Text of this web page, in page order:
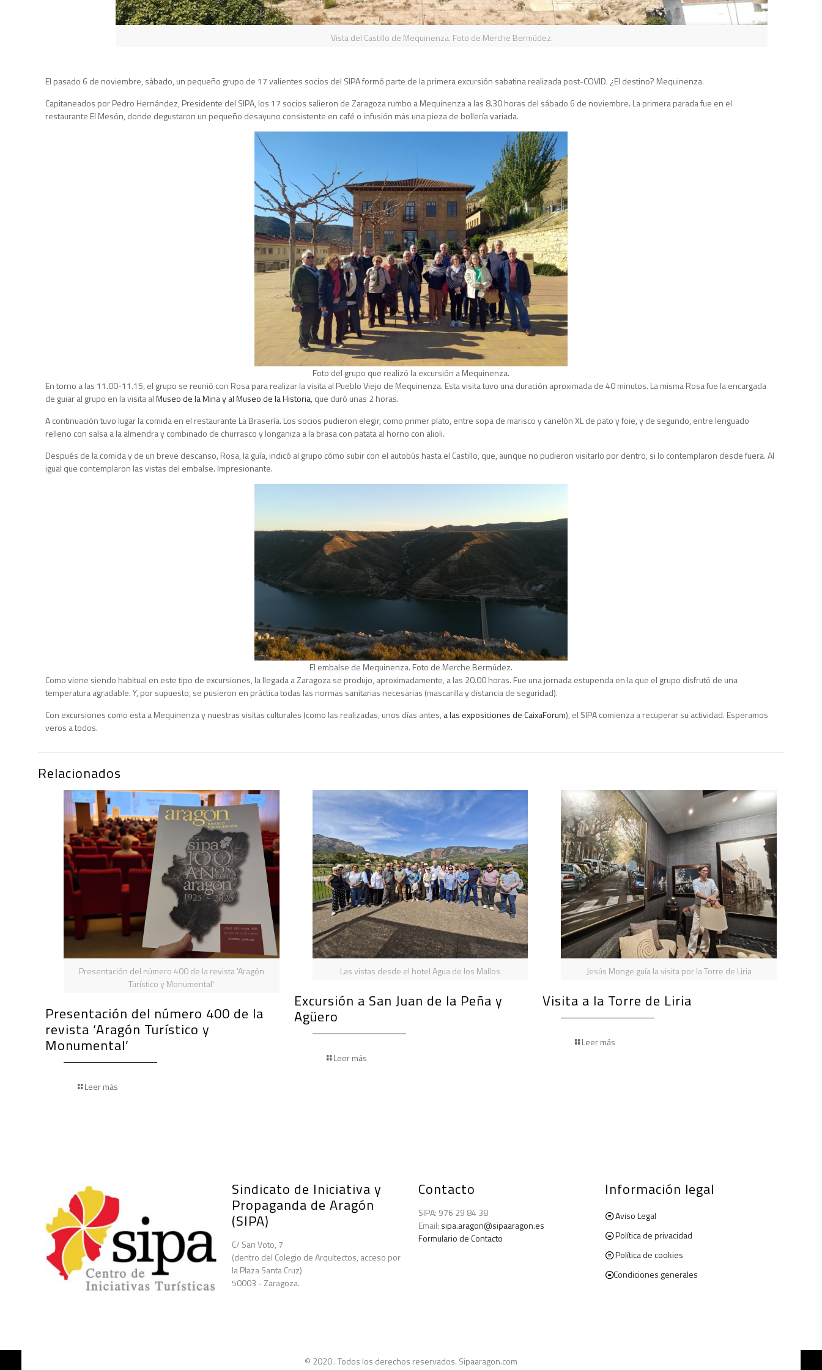
Vista del Castillo de Mequinenza. Foto de Merche Bermúdez.
El pasado 6 de noviembre, sábado, un pequeño grupo de 17 valientes socios del SIPA formó parte de la primera excursión sabatina realizada post-COVID. ¿El destino? Mequinenza.
Capitaneados por Pedro Hernández, Presidente del SIPA, los 17 socios salieron de Zaragoza rumbo a Mequinenza a las 8.30 horas del sábado 6 de noviembre. La primera parada fue en el
restaurante El Mesón, donde degustaron un pequeño desayuno consistente en café o infusión más una pieza de bollería variada.
Foto del grupo que realizó la excursión a Mequinenza.
En torno a las 11.00-11.15, el grupo se reunió con Rosa para realizar la visita al Pueblo Viejo de Mequinenza. Esta visita tuvo una duración aproximada de 40 minutos. La misma Rosa fue la encargada
de guiar al grupo en la visita alMuseo de la Mina y al Museo de la Historia, que duró unas 2 horas.
A continuación tuvo lugar la comida en el restaurante La Brasería. Los socios pudieron elegir, como primer plato, entre sopa de marisco y canelón XL de pato y foie, y de segundo, entre lenguado
relleno con salsa a la almendra y combinado de churrasco y longaniza a la brasa con patata al horno con alioli.
Después de la comida y de un breve descanso, Rosa, la guía, indicó al grupo cómo subir con el autobús hasta el Castillo, que, aunque no pudieron visitarlo por dentro, si lo contemplaron desde fuera. Al
igual que contemplaron las vistas del embalse. Impresionante.
El embalse de Mequinenza. Foto de Merche Bermúdez.
Como viene siendo habitual en este tipo de excursiones, la llegada a Zaragoza se produjo, aproximadamente, a las 20.00 horas. Fue una jornada estupenda en la que el grupo disfrutó de una
temperatura agradable. Y, por supuesto, se pusieron en práctica todas las normas sanitarias necesarias (mascarilla y distancia de seguridad).
Con excursiones como esta a Mequinenza y nuestras visitas culturales (como las realizadas, unos días antes, a las exposiciones de CaixaForum), el SIPA comienza a recuperar su actividad. Esperamos
veros a todos.
Relacionados
Presentación del número 400 de la revista 'Aragón
Turístico y Monumental'
Presentación del número 400 de la
revista ‘Aragón Turístico y
Monumental’
Leer más
Las vistas desde el hotel Agua de los Mallos
Excursión a San Juan de la Peña y
Agüero
Leer más
Jesús Monge guía la visita por la Torre de Liria
Visita a la Torre de Liria
Leer más
Sindicato de Iniciativa y
Propaganda de Aragón
(SIPA)
C/ San Voto, 7
(dentro del Colegio de Arquitectos, acceso por
la Plaza Santa Cruz)
50003 - Zaragoza.
Contacto
SIPA: 976 29 84 38
Email: sipa.aragon@sipaaragon.es
Formulario de Contacto
Información legal
Aviso Legal
Política de privacidad
Política de cookies
Condiciones generales
© 2020 . Todos los derechos reservados. Sipaaragon.com